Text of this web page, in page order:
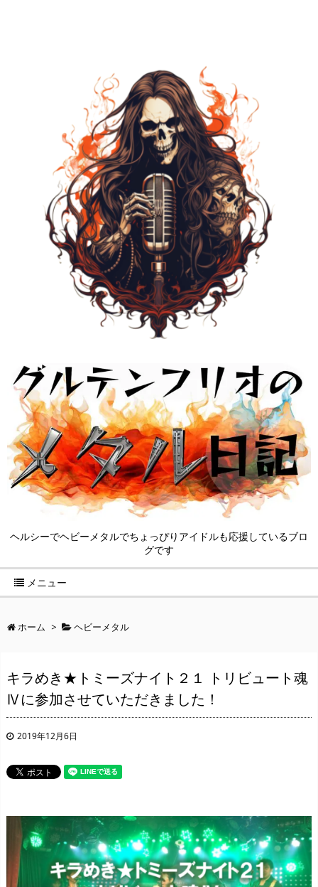
ヘルシーでヘビーメタルでちょっぴりアイドルも応援しているブロ
グです
メニュー
ホーム > ヘビーメタル
キラめき★トミーズナイト２１ トリビュート魂
Ⅳに参加させていただきました！
2019年12月6日